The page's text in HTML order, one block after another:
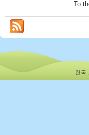
To
한국